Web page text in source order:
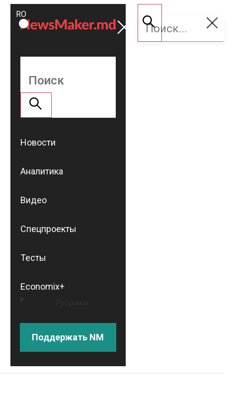
ROMÂNĂ
RU
Поддержать
NM
Новости
Аналитика
Видео
Спецпроекты
Тесты
Economix+
Поддержать NM